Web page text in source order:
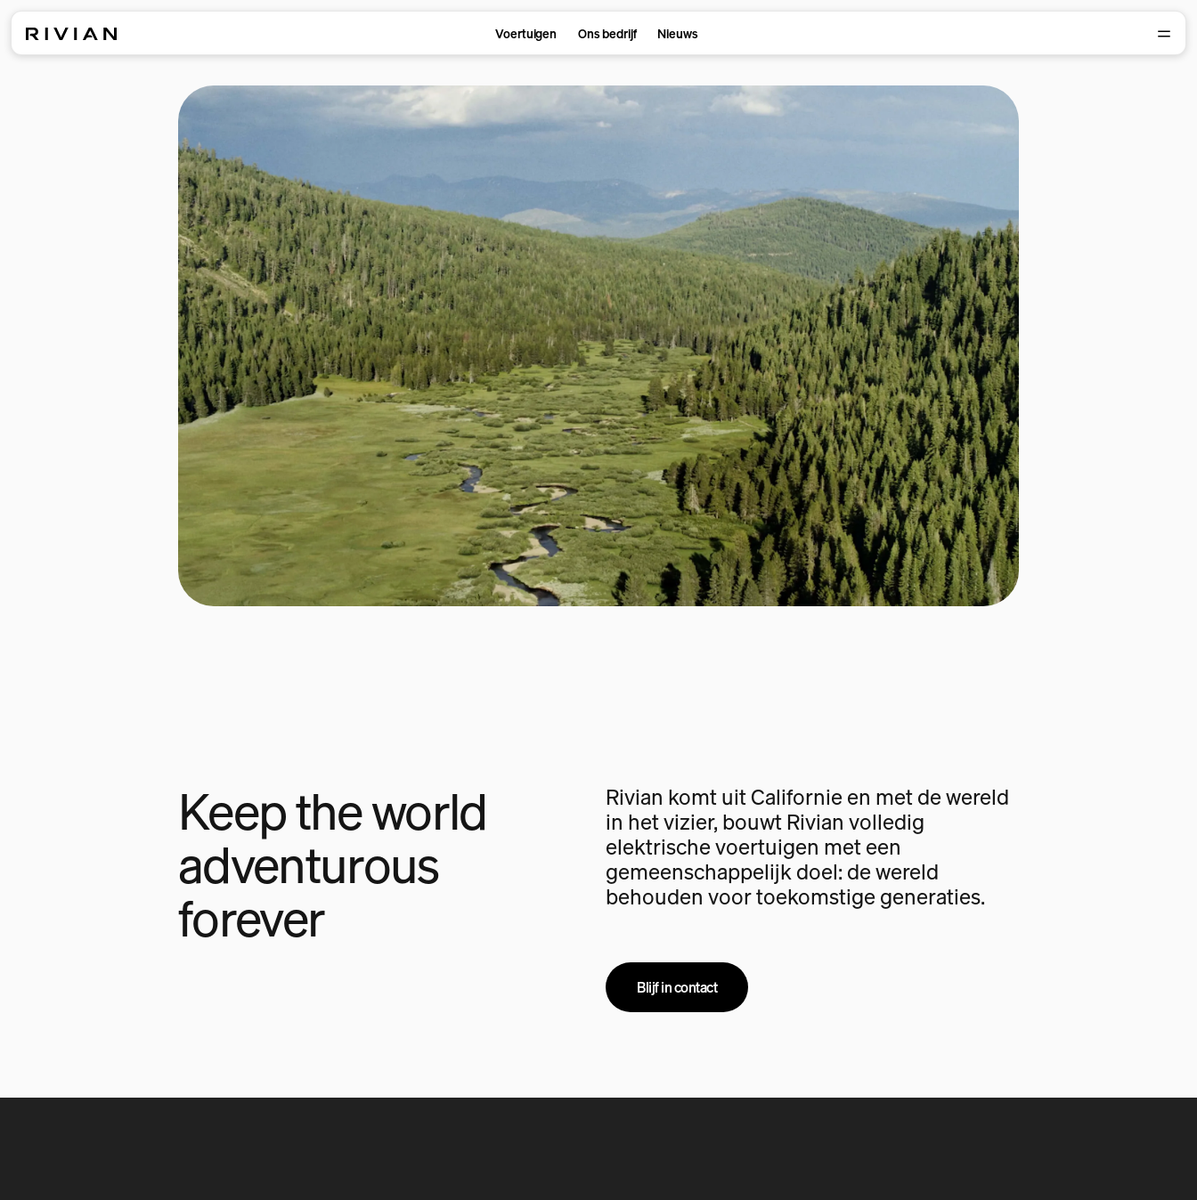
Voertuigen Ons bedrijf Nieuws
Keep the world
adventurous
forever
Rivian komt uit Californie en met de wereld
in het vizier, bouwt Rivian volledig
elektrische voertuigen met een
gemeenschappelijk doel: de wereld
behouden voor toekomstige generaties.
Blijf in contact